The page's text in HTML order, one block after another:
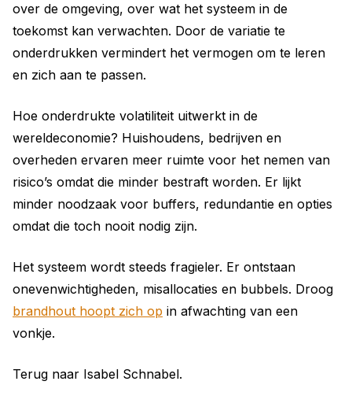
over de omgeving, over wat het systeem in de
toekomst kan verwachten. Door de variatie te
onderdrukken vermindert het vermogen om te leren
en zich aan te passen.
Hoe onderdrukte volatiliteit uitwerkt in de
wereldeconomie? Huishoudens, bedrijven en
overheden ervaren meer ruimte voor het nemen van
risico’s omdat die minder bestraft worden. Er lijkt
minder noodzaak voor buffers, redundantie en opties
omdat die toch nooit nodig zijn.
Het systeem wordt steeds fragieler. Er ontstaan
onevenwichtigheden, misallocaties en bubbels. Droog
brandhout hoopt zich op in afwachting van een
vonkje.
Terug naar Isabel Schnabel.